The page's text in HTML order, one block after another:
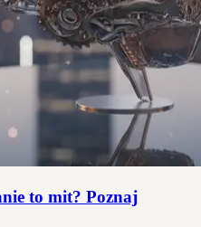
to mit? Poznaj